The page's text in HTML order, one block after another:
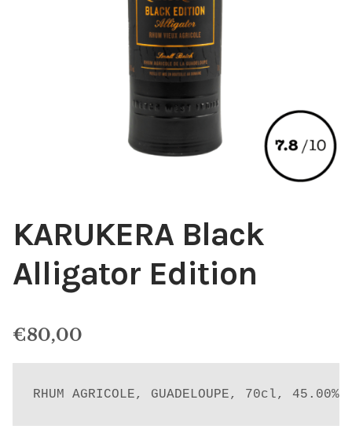
KARUKERA Black
Alligator Edition
€80,00
RHUM AGRICOLE, GUADELOUPE, 70cl, 45.00%